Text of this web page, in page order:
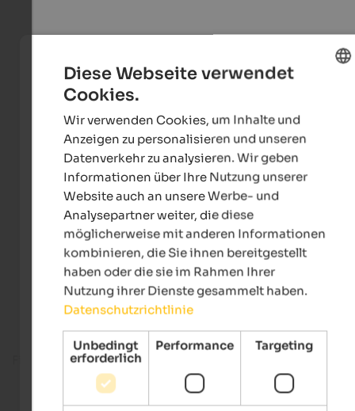
Fitnessbereich
GERMAN
Diese Webseite verwendet
Cookies.
Wir verwenden Cookies, um Inhalte und
Anzeigen zu personalisieren und unseren
Datenverkehr zu analysieren. Wir geben
Informationen über Ihre Nutzung unserer
Website auch an unsere Werbe- und
Analysepartner weiter, die diese
möglicherweise mit anderen Informationen
kombinieren, die Sie ihnen bereitgestellt
haben oder die sie im Rahmen Ihrer
Nutzung ihrer Dienste gesammelt haben.
Datenschutzrichtlinie
Unbedingt
erforderlich
Performance Targeting